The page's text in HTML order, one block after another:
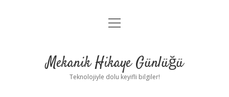
Anasayfa
Yasal Uyarı
menüyü
Mekanik Hikaye Günlüğü
Teknolojiyle dolu keyifli bilgiler!